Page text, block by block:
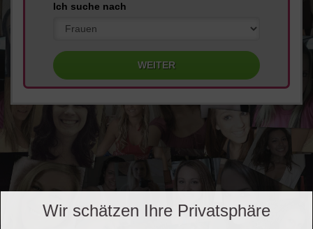
Ich suche nach
Wir schätzen Ihre Privatsphäre